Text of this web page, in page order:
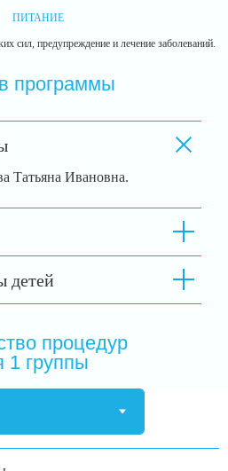
ПИТАНИЕ
сил, предупреждение и лечение заболеваний.
программы
Татьяна Ивановна.
детей
процедур
1 группы